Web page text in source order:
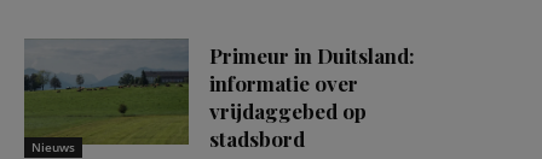
Nieuws
Primeur in Duitsland:
informatie over
vrijdaggebed op
stadsbord